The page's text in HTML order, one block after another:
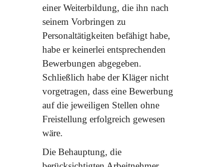
einer Weiterbildung, die ihn nach
seinem Vorbringen zu
Personaltätigkeiten befähigt habe,
habe er keinerlei entsprechenden
Bewerbungen abgegeben.
Schließlich habe der Kläger nicht
vorgetragen, dass eine Bewerbung
auf die jeweiligen Stellen ohne
Freistellung erfolgreich gewesen
wäre.
Die Behauptung, die